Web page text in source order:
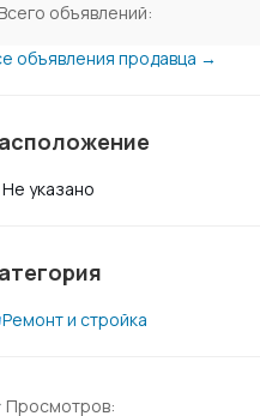
объявлений:
объявления продавца →
Не указано
Ремонт и стройка
Просмотров: